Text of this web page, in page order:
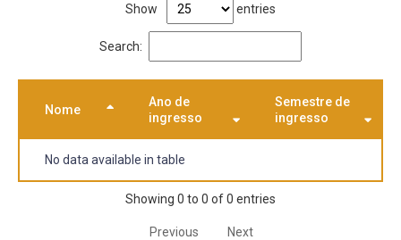
Show entries
Search:
Nome
Ano de
ingresso
Semestre de
ingresso
No data available in table
Showing 0 to 0 of 0 entries
Previous
Next